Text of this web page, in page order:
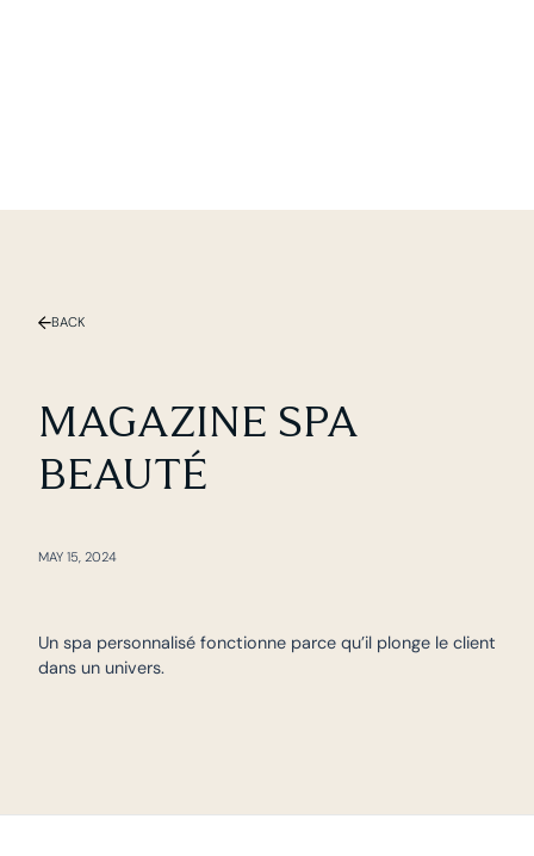
BACK
MAGAZINE SPA
BEAUTÉ
MAY 15, 2024
Un spa personnalisé fonctionne parce qu’il plonge le client
dans un univers.